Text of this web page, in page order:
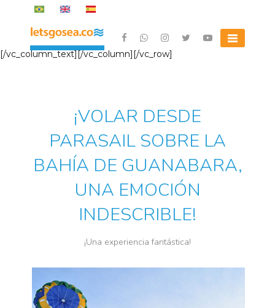
Letsgosea.com
[/vc_column_text][/vc_column][/vc_row]
¡VOLAR DESDE
PARASAIL SOBRE LA
BAHÍA DE GUANABARA,
UNA EMOCIÓN
INDESCRIBLE!
¡Una experiencia fantástica!